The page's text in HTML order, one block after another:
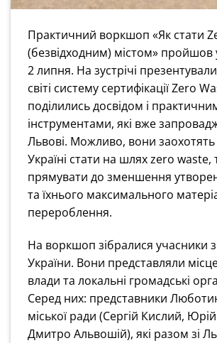
Практичний воркшоп «Як стати
(безвідходним) містом» пройшов
2 липня. На зустрічі
світі систему сертифікації Zero
поділились досвідом і
інструментами, які вже
Львові. Можливо, вони заохотять
Україні стати на шлях zero waste,
прямувати до зменшення
та їхнього максимального
перероблення.‎
На воркшоп зібралися учасники зі
України. Вони представляли
влади та локальні громадські
Серед них: представники
міської ради (Сергій Кислий,
Дмитро Альвошій), які разом зі